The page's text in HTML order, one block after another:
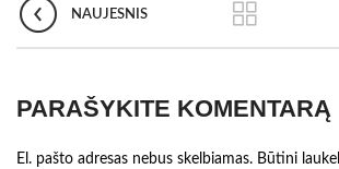
NAUJESNIS
PARAŠYKITE KOMENTARĄ
El. pašto adresas nebus skelbiamas. Būtini